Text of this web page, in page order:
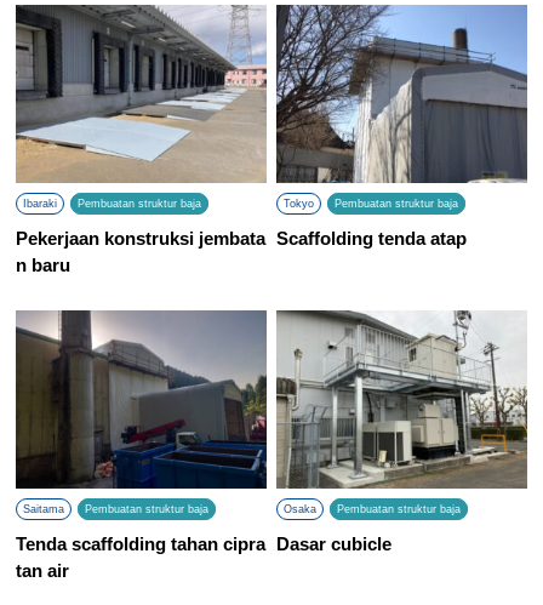
Ibaraki Pembuatan struktur baja
Pekerjaan konstruksi jembata
n baru
Tokyo Pembuatan struktur baja
Scaffolding tenda atap
Saitama Pembuatan struktur baja
Tenda scaffolding tahan cipra
tan air
Osaka Pembuatan struktur baja
Dasar cubicle